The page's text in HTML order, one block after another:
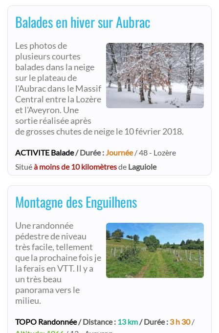
Balades en hiver sur Aubrac
Les photos de
plusieurs courtes
balades dans la neige
sur le plateau de
l'Aubrac dans le Massif
Central entre la Lozère
et l'Aveyron. Une
sortie réalisée après
de grosses chutes de neige le 10 février 2018.
ACTIVITE Balade/ Durée :Journée/ 48 - Lozère
Situéà moins de 10 kilomètresde Laguiole
Montagne des Enguilhens
Une randonnée
pédestre de niveau
très facile, tellement
que la prochaine fois je
la ferais en VTT. Il y a
un très beau
panorama vers le
milieu.
TOPO Randonnée/ Distance : 13 km/ Durée : 3 h 30/